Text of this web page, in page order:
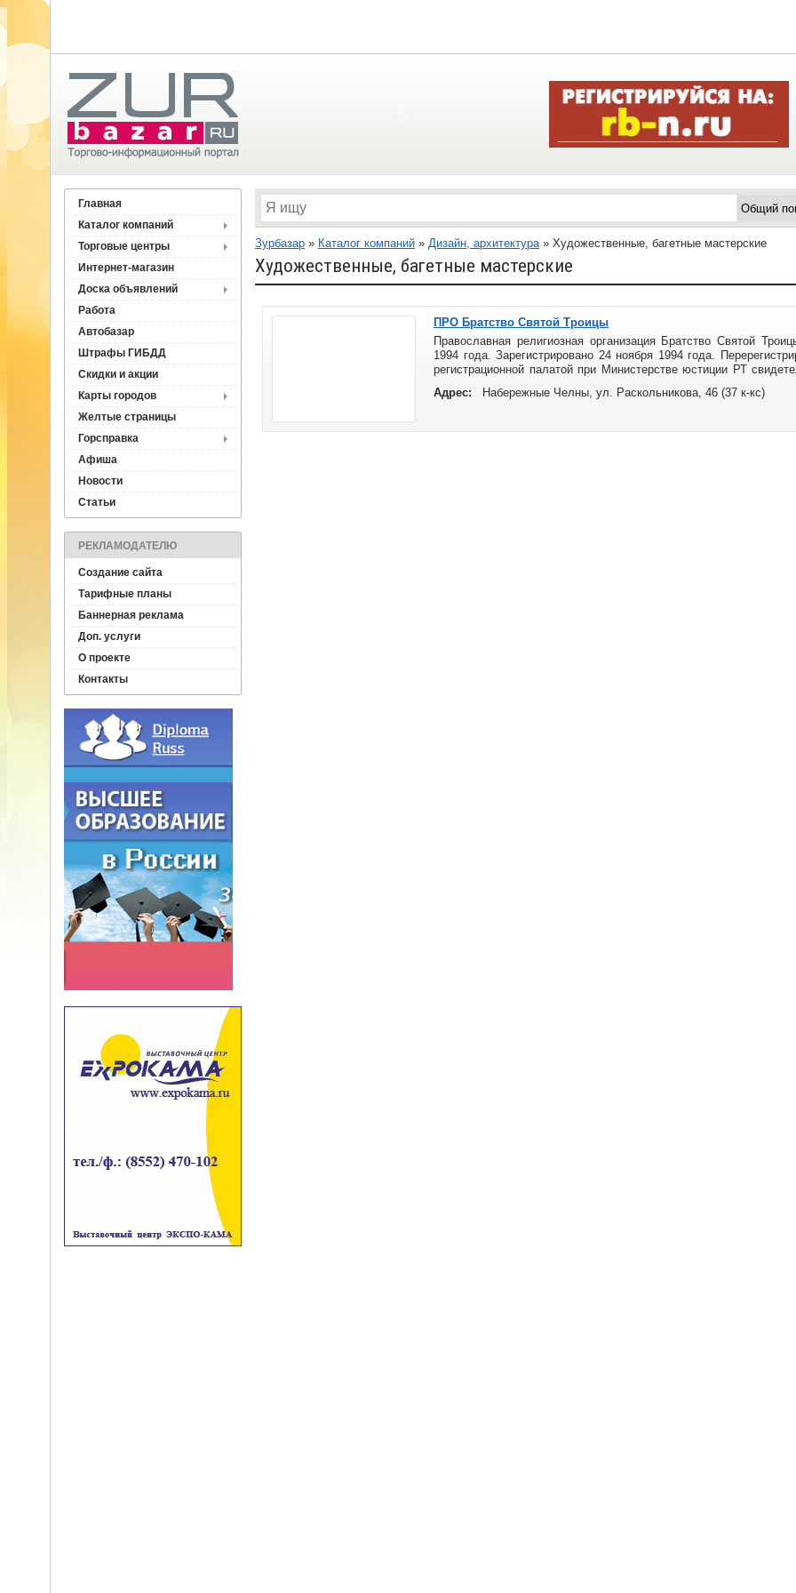
Главная
Каталог компаний
Торговые центры
Интернет-магазин
Доска объявлений
Работа
Автобазар
Штрафы ГИБДД
Скидки и акции
Карты городов
Желтые страницы
Горсправка
Афиша
Новости
Статьи
РЕКЛАМОДАТЕЛЮ
Создание сайта
Тарифные планы
Баннерная реклама
Доп. услуги
О проекте
Контакты
Зурбазар » Каталог компаний » Дизайн, архитектура» Художественные, багетные мастерские
Художественные, багетные мастерские
ПРО Братство Святой Троицы
Православная религиозная организация Братство Святой
1994 года. Зарегистрировано 24 ноября 1994 года.
регистрационной палатой при Министерстве юстиции РТ
Адрес: Набережные Челны, ул. Раскольникова, 46 (37 к-кс)